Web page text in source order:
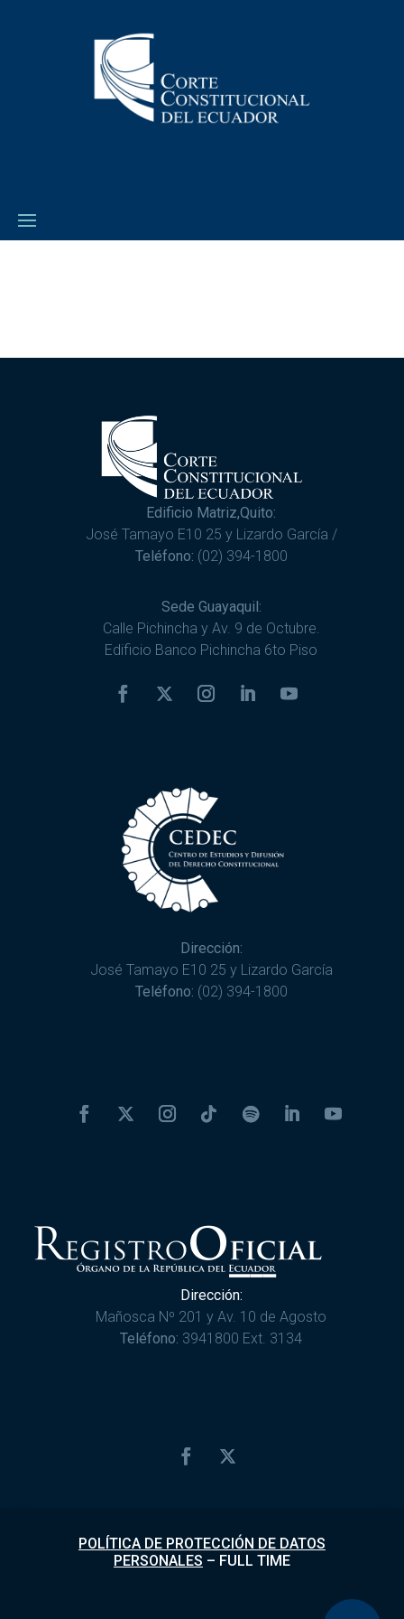
Edificio Matriz,Quito:
José Tamayo E10 25 y Lizardo García /
Teléfono: (02) 394-1800
Sede Guayaquil:
Calle Pichincha y Av. 9 de Octubre.
Edificio Banco Pichincha 6to Piso
Dirección:
José Tamayo E10 25 y Lizardo García
Teléfono: (02) 394-1800
Dirección:
Mañosca Nº 201 y Av. 10 de Agosto
Teléfono: 3941800 Ext. 3134
POLÍTICA DE PROTECCIÓN DE DATOS
PERSONALES – FULL TIME